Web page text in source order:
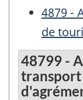
4879 -
de
48799 -
transport